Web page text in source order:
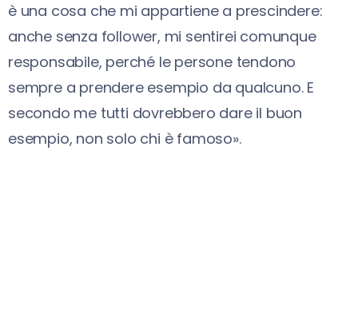
è una cosa che mi appartiene a prescindere:
anche senza follower, mi sentirei comunque
responsabile, perché le persone tendono
sempre a prendere esempio da qualcuno. E
secondo me tutti dovrebbero dare il buon
esempio, non solo chi è famoso».